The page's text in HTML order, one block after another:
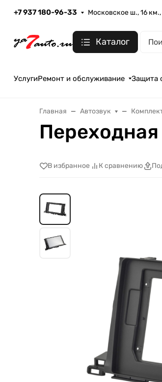
+7 937 180-96-33 Московское ш., 16 км.,
Каталог
УслугиРемонт и обслуживание Защита
Главная Автозвук
В избранное К сравнению